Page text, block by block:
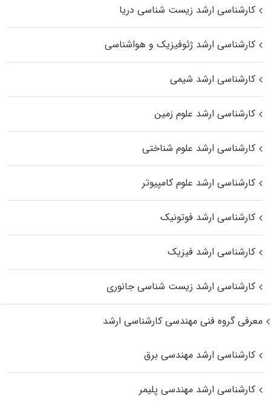
کارشناسی ارشد زیست‌ شناسی دریا
کارشناسی ارشد ژئوفیزیک و هواشناسی
کارشناسی ارشد شیمی
کارشناسی ارشد علوم زمین
کارشناسی ارشد علوم شناختی
کارشناسی ارشد علوم کامپیوتر
کارشناسی ارشد فوتونیک
کارشناسی ارشد فیزیک
کارشناسی ارشد زیست‌ شناسی جانوری
معرفی گروه فنی مهندسی کارشناسی ارشد
کارشناسی ارشد مهندسی برق
کارشناسی ارشد مهندسی پلیمر